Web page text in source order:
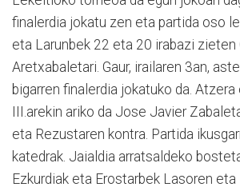
finalerdia jokatu zen eta partida oso
eta Larunbek 22 eta 20 irabazi zieten
Aretxabaletari. Gaur, irailaren 3an,
bigarren finalerdia jokatuko da. Atzera
III.arekin ariko da Jose Javier
eta Rezustaren kontra. Partida
katedrak. Jaialdia arratsaldeko
Ezkurdiak eta Erostarbek Lasoren